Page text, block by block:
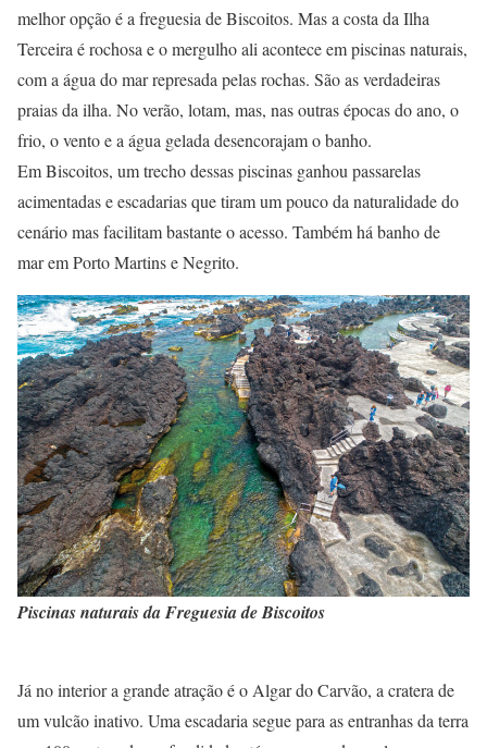
melhor opção é a freguesia de Biscoitos. Mas a costa da Ilha
Terceira é rochosa e o mergulho ali acontece em piscinas naturais,
com a água do mar represada pelas rochas. São as verdadeiras
praias da ilha. No verão, lotam, mas, nas outras épocas do ano, o
frio, o vento e a água gelada desencorajam o banho.
Em Biscoitos, um trecho dessas piscinas ganhou passarelas
acimentadas e escadarias que tiram um pouco da naturalidade do
cenário mas facilitam bastante o acesso. Também há banho de
mar em Porto Martins e Negrito.
Piscinas naturais da Freguesia de Biscoitos
Já no interior a grande atração é o Algar do Carvão, a cratera de
um vulcão inativo. Uma escadaria segue para as entranhas da terra